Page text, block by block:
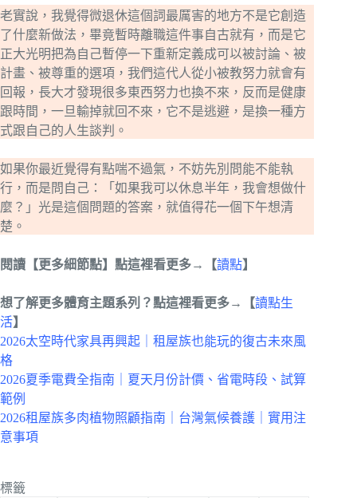
老實說，我覺得微退休這個詞最厲害的地方不是它創造
了什麼新做法，畢竟暫時離職這件事自古就有，而是它
正大光明把為自己暫停一下重新定義成可以被討論、被
計畫、被尊重的選項，我們這代人從小被教努力就會有
回報，長大才發現很多東西努力也換不來，反而是健康
跟時間，一旦輸掉就回不來，它不是逃避，是換一種方
式跟自己的人生談判。
如果你最近覺得有點喘不過氣，不妨先別問能不能執
行，而是問自己：「如果我可以休息半年，我會想做什
麼？」光是這個問題的答案，就值得花一個下午想清
楚。
閱讀【更多細節點】點這裡看更多→【讀點】
想了解更多體育主題系列？點這裡看更多→【讀點生
活】
2026太空時代家具再興起｜租屋族也能玩的復古未來風
格
2026夏季電費全指南｜夏天月份計價、省電時段、試算
範例
2026租屋族多肉植物照顧指南｜台灣氣候養護｜實用注
意事項
標籤